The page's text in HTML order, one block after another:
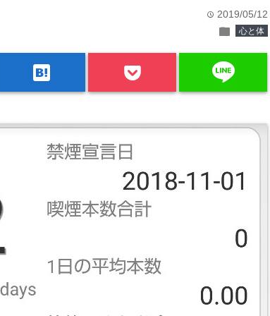
time 2019/05/12
folder 心と体
hatenabookmark line